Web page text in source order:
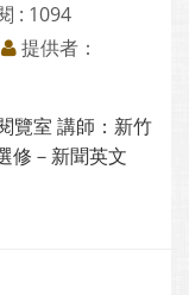
: 1094
提供者：
覽室 講師：新竹
修－新聞英文